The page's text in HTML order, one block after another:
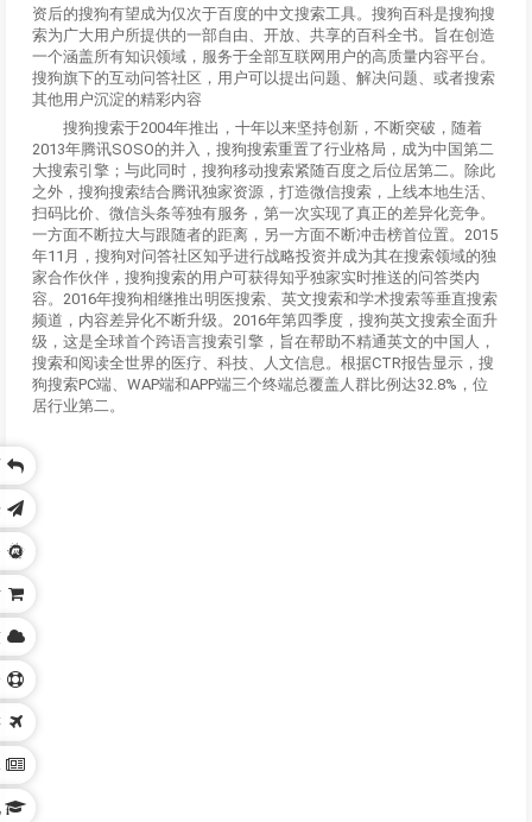
资后的搜狗有望成为仅次于百度的中文搜索工具。搜狗百科是搜狗搜
索为广大用户所提供的一部自由、开放、共享的百科全书。旨在创造
一个涵盖所有知识领域，服务于全部互联网用户的高质量内容平台。
搜狗旗下的互动问答社区，用户可以提出问题、解决问题、或者搜索
其他用户沉淀的精彩内容
搜狗搜索于2004年推出，十年以来坚持创新，不断突破，随着
2013年腾讯SOSO的并入，搜狗搜索重置了行业格局，成为中国第二
大搜索引擎；与此同时，搜狗移动搜索紧随百度之后位居第二。除此
之外，搜狗搜索结合腾讯独家资源，打造微信搜索，上线本地生活、
扫码比价、微信头条等独有服务，第一次实现了真正的差异化竞争。
一方面不断拉大与跟随者的距离，另一方面不断冲击榜首位置。2015
年11月，搜狗对问答社区知乎进行战略投资并成为其在搜索领域的独
家合作伙伴，搜狗搜索的用户可获得知乎独家实时推送的问答类内
容。2016年搜狗相继推出明医搜索、英文搜索和学术搜索等垂直搜索
频道，内容差异化不断升级。2016年第四季度，搜狗英文搜索全面升
级，这是全球首个跨语言搜索引擎，旨在帮助不精通英文的中国人，
搜索和阅读全世界的医疗、科技、人文信息。根据CTR报告显示，搜
狗搜索PC端、WAP端和APP端三个终端总覆盖人群比例达32.8%，位
居行业第二。